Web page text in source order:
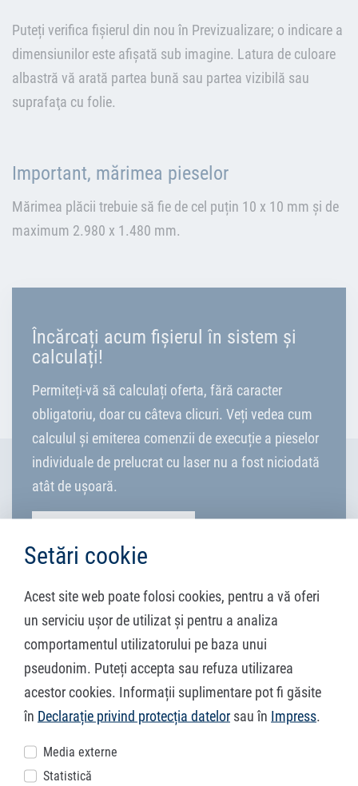
Puteți verifica fișierul din nou în Previzualizare; o indicare a
dimensiunilor este afișată sub imagine. Latura de culoare
albastră vă arată partea bună sau partea vizibilă sau
suprafaţa cu folie.
Important, mărimea pieselor
Mărimea plăcii trebuie să fie de cel puțin 10 x 10 mm și de
maximum 2.980 x 1.480 mm.
Încărcați acum fișierul în sistem și
calculați!
Permiteți-vă să calculați oferta, fără caracter
obligatoriu, doar cu câteva clicuri. Veți vedea cum
calculul și emiterea comenzii de execuție a pieselor
individuale de prelucrat cu laser nu a fost niciodată
atât de ușoară.
Adăugați etape de prelucrare
suplimentare
În mod complementar paletei noastre de servicii de tăiere
cu laserul și piese din tablă îndoite, prin „Adăugarea unei
etape de lucru“ puteți completa etape de fabricație
Setări cookie
Acest site web poate folosi cookies, pentru a vă oferi
un serviciu ușor de utilizat și pentru a analiza
comportamentul utilizatorului pe baza unui
pseudonim. Puteți accepta sau refuza utilizarea
acestor cookies. Informații suplimentare pot fi găsite
în Declarație privind protecția datelor sau în Impress
Media externe
Statistică